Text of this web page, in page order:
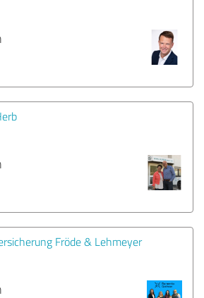
Fröde & Lehmeyer